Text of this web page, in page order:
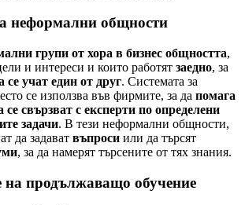
неформални общности
групи от хора в бизнес общността,
и интереси и които работят заедно, за
се учат един от друг. Системата за
се използва във фирмите, за да помага
свързват с експерти по определени
задачи. В тези неформални общности,
да задават въпроси или да търсят
, за да намерят търсените от тях знания.
на продължаващо обучение